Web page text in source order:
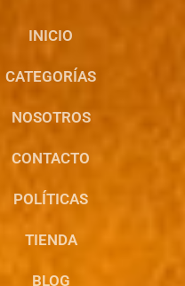
INICIO
CATEGORÍAS
NOSOTROS
CONTACTO
POLÍTICAS
TIENDA
BLOG